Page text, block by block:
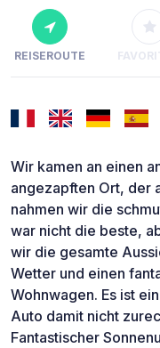
REISEROUTE
Wir kamen an einen
angezapften Ort, der
nahmen wir die
war nicht die beste,
wir die gesamte
Wetter und einen
Wohnwagen. Es ist
Auto damit nicht
Fantastischer